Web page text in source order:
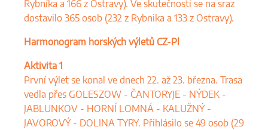
Rybníka a 166 z Ostravy). Ve skutečnosti se na sraz
dostavilo 365 osob (232 z Rybnika a 133 z Ostravy).
Harmonogram horských výletů CZ-Pl
Aktivita 1
První výlet se konal ve dnech 22. až 23. března. Trasa
vedla přes GOLESZOW - ČANTORYJE - NÝDEK -
JABLUNKOV - HORNÍ LOMNÁ - KALUŽNÝ -
JAVOROVÝ - DOLINA TYRY. Přihlásilo se 49 osob (29